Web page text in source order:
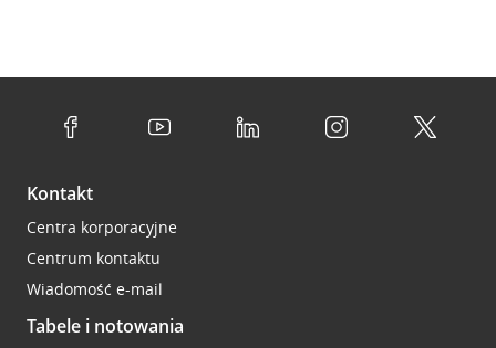
Kontakt
Centra korporacyjne
Centrum kontaktu
Wiadomość e-mail
Tabele i notowania